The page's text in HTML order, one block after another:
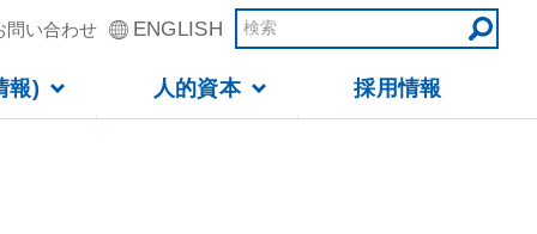
問い合わせ ENGLISH
報) 人的資本 採用情報